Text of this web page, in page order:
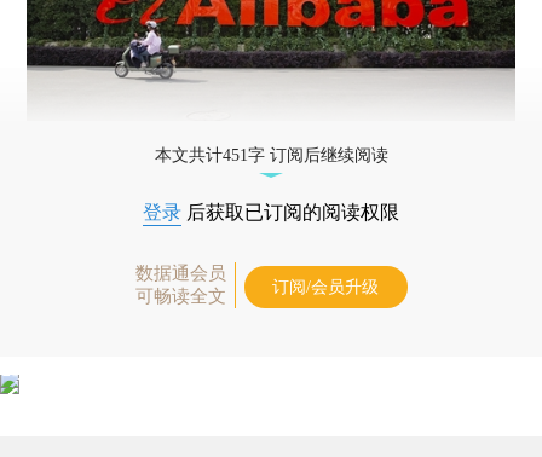
本文共计451字 订阅后继续阅读
登录 后获取已订阅的阅读权限
数据通会员
可畅读全文
订阅/会员升级